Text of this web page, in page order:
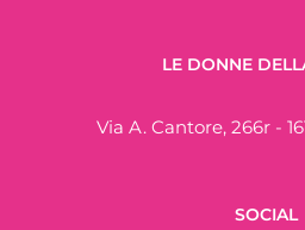
LE DONNE
Via A. Cantore, 266r -
SOCIAL